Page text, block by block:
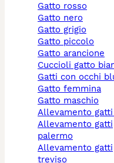
gatto rosso
gatto nero
gatto grigio
gatto piccolo
gatto arancione
cuccioli gatto
gatti con occhi
gatto femmina
gatto maschio
allevamento
allevamento gatti
palermo
allevamento gatti
treviso